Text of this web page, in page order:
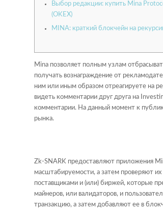
Выбор редакции: купить Mina
(OKEX)
MINA: краткий блокчейн на
Mina позволяет полным узлам
получать вознаграждение от
ним или иным образом отреагируете на
видеть комментарии друг друга на
комментарии. На данный момент к
рынка.
Zk-SNARK предоставляют приложения
масштабируемости, а затем проверяют их
поставщиками и (или) биржей, которые
майнеров, или валидаторов, и
транзакцию, а затем добавляют ее в